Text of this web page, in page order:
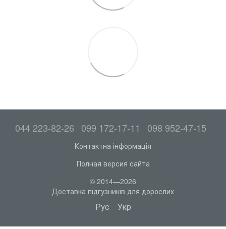
044 223-82-26 099 172-17-11 098 952-47-15
Контактна інформація
Полная версия сайта
© 2014—2026
Доставка підгузників для дорослих
Рус Укр